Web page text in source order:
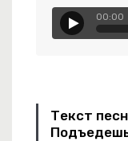
00:00
Текст
Случайности